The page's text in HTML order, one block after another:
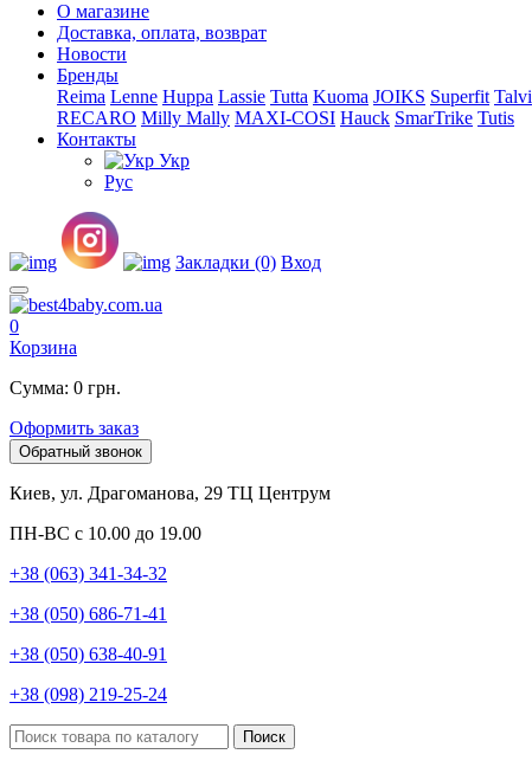
О магазине
Доставка, оплата, возврат
Новости
Бренды
Reima Lenne Huppa Lassie Tutta Kuoma JOIKS Superfit Talvi
RECARO Milly Mally MAXI-COSI Hauck SmarTrike Tutis
Контакты
Укр
Рус
Закладки (0) Вход
0
Корзина
Сумма: 0 грн.
Оформить заказ
Обратный звонок
Киев, ул. Драгоманова, 29 ТЦ Центрум
ПН-ВС с 10.00 до 19.00
+38 (063) 341-34-32
+38 (050) 686-71-41
+38 (050) 638-40-91
+38 (098) 219-25-24
Поиск